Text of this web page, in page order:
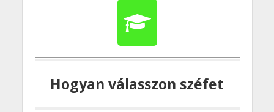
Hogyan válasszon széfet